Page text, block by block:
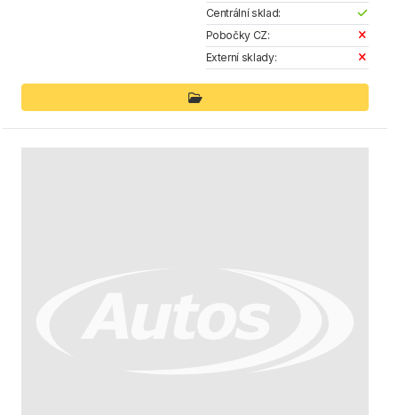
Centrální sklad:
Pobočky CZ:
Externí sklady: